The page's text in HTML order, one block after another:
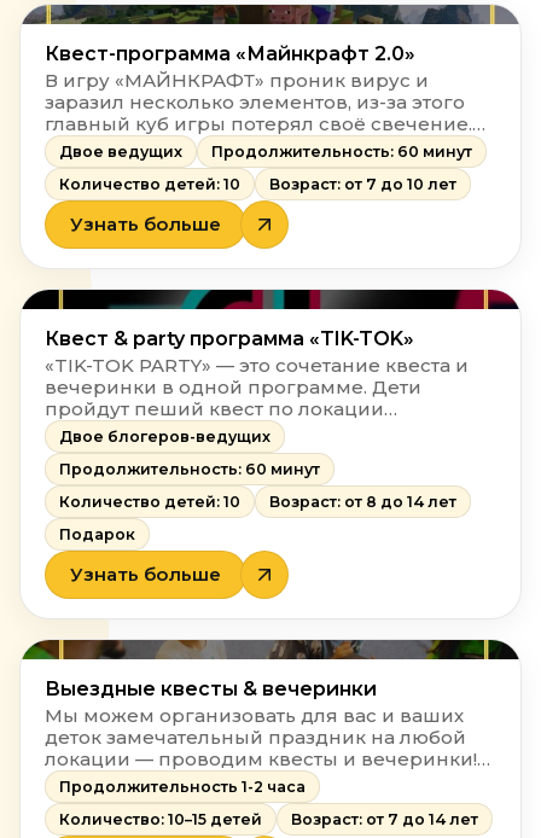
Квест-программа «Майнкрафт 2.0»
В игру «МАЙНКРАФТ» проник вирус и
заразил несколько элементов, из-за этого
главный куб игры потерял своё свечение.
Игра под угрозой уничтожения — её нужно
спасти!
Двое ведущих
Продолжительность: 60 минут
Количество детей: 10
Возраст: от 7 до 10 лет
Узнать больше
Квест & party программа «TIK-TOK»
«TIK-TOK PARTY» — это сочетание квеста и
вечеринки в одной программе. Дети
пройдут пеший квест по локации
заведения и почувствуют себя настоящими
блогерами!
Двое блогеров-ведущих
Продолжительность: 60 минут
Количество детей: 10
Возраст: от 8 до 14 лет
Подарок
Узнать больше
Выездные квесты & вечеринки
Мы можем организовать для вас и ваших
деток замечательный праздник на любой
локации — проводим квесты и вечеринки!
Для организации такого интересного дня
рождения вам нужно лишь определиться с
наполнением!
Продолжительность 1-2 часа
Количество: 10–15 детей
Возраст: от 7 до 14 лет